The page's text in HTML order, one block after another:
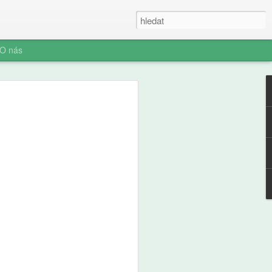
O nás
Iluze rychlých
AI není digitální
(ani digitální
myšlení je konec. Vítejte v nové éře
namáhat: robot to vyřeší za vás.